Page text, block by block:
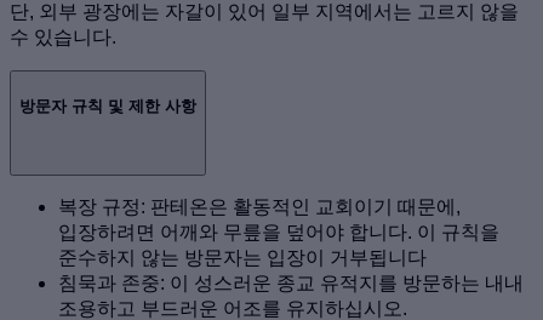
단, 외부 광장에는 자갈이 있어 일부 지역에서는 고르지 않을
수 있습니다.
방문자 규칙 및 제한 사항
복장 규정: 판테온은 활동적인 교회이기 때문에,
입장하려면 어깨와 무릎을 덮어야 합니다. 이 규칙을
준수하지 않는 방문자는 입장이 거부됩니다
침묵과 존중: 이 성스러운 종교 유적지를 방문하는 내내
조용하고 부드러운 어조를 유지하십시오.